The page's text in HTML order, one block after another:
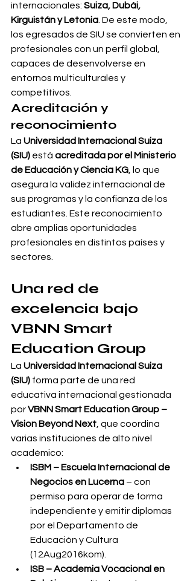
internacionales: Suiza, Dubái,
Kirguistán y Letonia . De este modo,
los egresados de SIU se convierten en
profesionales con un perfil global,
capaces de desenvolverse en
entornos multiculturales y
competitivos.
Acreditación y
reconocimiento
La Universidad Internacional Suiza
(SIU) está acreditada por el Ministerio
de Educación y Ciencia KG , lo que
asegura la validez internacional de
sus programas y la confianza de los
estudiantes. Este reconocimiento
abre amplias oportunidades
profesionales en distintos países y
sectores.
Una red de
excelencia bajo
VBNN Smart
Education Group
La Universidad Internacional Suiza
(SIU) forma parte de una red
educativa internacional gestionada
por VBNN Smart Education Group –
Vision Beyond Next , que coordina
varias instituciones de alto nivel
académico:
ISBM – Escuela Internacional de
Negocios en Lucerna – con
permiso para operar de forma
independiente y emitir diplomas
por el Departamento de
Educación y Cultura
(12Aug2016kom).
ISB – Academia Vocacional en